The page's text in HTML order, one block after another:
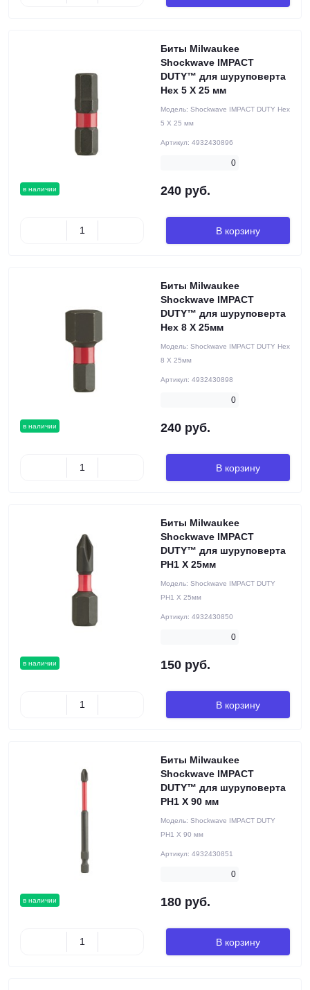
в наличии
Биты Milwaukee
Shockwave IMPACT
DUTY™ для шуруповерта
Hex 5 X 25 мм
Модель: Shockwave IMPACT DUTY Hex
5 X 25 мм
Артикул: 4932430896
0
240 руб.
В корзину
в наличии
Биты Milwaukee
Shockwave IMPACT
DUTY™ для шуруповерта
Hex 8 X 25мм
Модель: Shockwave IMPACT DUTY Hex
8 X 25мм
Артикул: 4932430898
0
240 руб.
В корзину
в наличии
Биты Milwaukee
Shockwave IMPACT
DUTY™ для шуруповерта
PH1 X 25мм
Модель: Shockwave IMPACT DUTY
PH1 X 25мм
Артикул: 4932430850
0
150 руб.
В корзину
в наличии
Биты Milwaukee
Shockwave IMPACT
DUTY™ для шуруповерта
PH1 X 90 мм
Модель: Shockwave IMPACT DUTY
PH1 X 90 мм
Артикул: 4932430851
0
180 руб.
В корзину